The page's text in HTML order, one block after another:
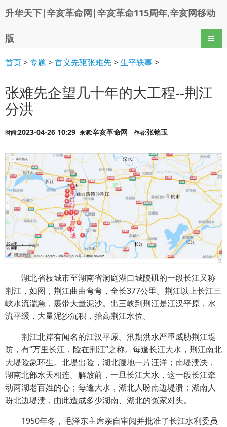
升华天下|辛亥革命网|辛亥革命115周年,辛亥网移动
版 导航
首页>专题 >首义先驱张难先>生平轶事>
张难先企望几十年的大工程--荆江
分洪
时间:2023-04-26 10:29 来源:辛亥革命网 作者:张铭玉
湖北省枝城市至湖南省洞庭湖口城陵矶的一段长江又称
荆江，如图，荆江曲曲弯弯，全长377公里。荆江以上长江三
峡水流湍急，裹带大量泥沙。出三峡到荆江是江汉平原，水
流平缓，大量泥沙沉积，抬高荆江水位。
荆江北岸有闻名的江汉平原。汛期洪水严重威胁荆江堤
防，有“万里长江，险在荆江”之称。每逢长江大水，荆江南北
大堤险象环生。北堤出险，湖北腹地一片汪洋；南堤溃决，
湖南北部水天相连。解放前，一旦长江大水，这一段长江牵
动两湖老百姓的心；每逢大水，湖北人盼南边堤溃；湖南人
盼北边堤溃，由此造成多少湖南、湖北的冤家对头。
1950年冬，毛泽东主席亲自审阅并批准了长江水利委员